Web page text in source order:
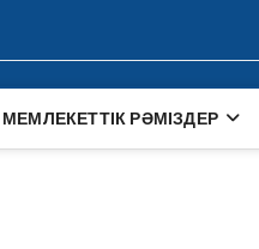
МЕМЛЕКЕТТІК РӘМІЗДЕР